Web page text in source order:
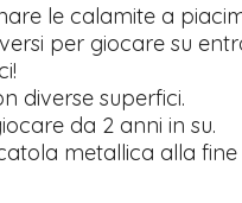
le calamite a
per giocare su
diverse superfici.
da 2 anni in su.
metallica alla fine